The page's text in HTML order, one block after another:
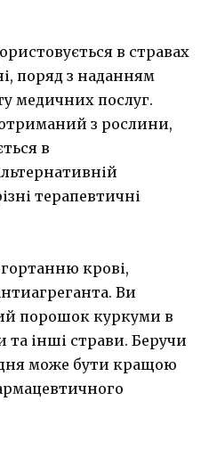
в стравах
поряд з наданням
медичних послуг.
з рослини,
в
терапевтичні
крові,
Ви
порошок куркуми в
та інші страви. Беручи
може бути кращою